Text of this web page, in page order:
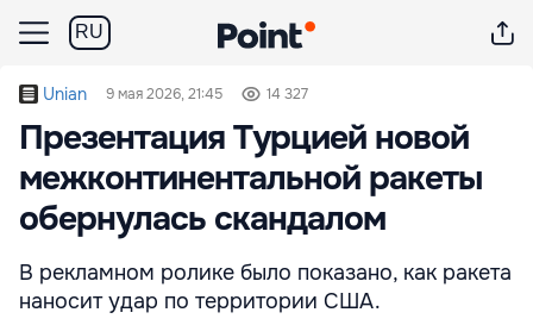
RU
Unian 9 мая 2026, 21:45 14 327
Презентация Турцией новой
межконтинентальной ракеты
обернулась скандалом
В рекламном ролике было показано, как ракета
наносит удар по территории США.